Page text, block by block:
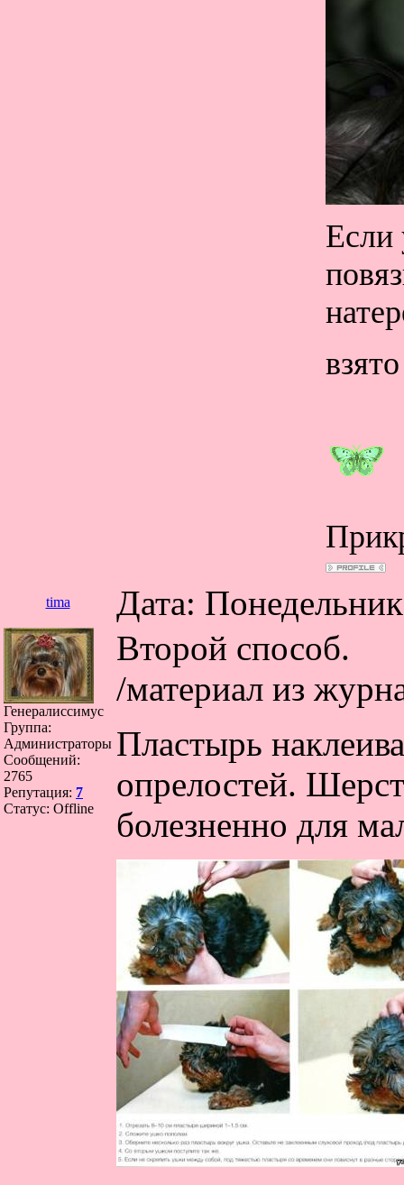
Если
tima Дата:
Генералиссимус
Группа:
Администраторы
Сообщений:
2765
Репутация: 7
Статус: Offline
Второй способ.
/материал из
Пластырь
опрелостей.
болезненно для